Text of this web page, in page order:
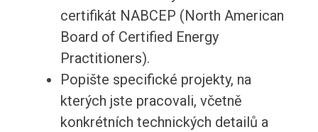
certifikát NABCEP (North American
Board of Certified Energy
Practitioners).
Popište specifické projekty, na
kterých jste pracovali, včetně
konkrétních technických detailů a